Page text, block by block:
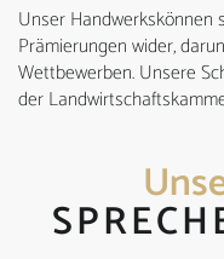
Unser Handwerkskönnen
Prämierungen wider,
Wettbewerben. Unsere
der